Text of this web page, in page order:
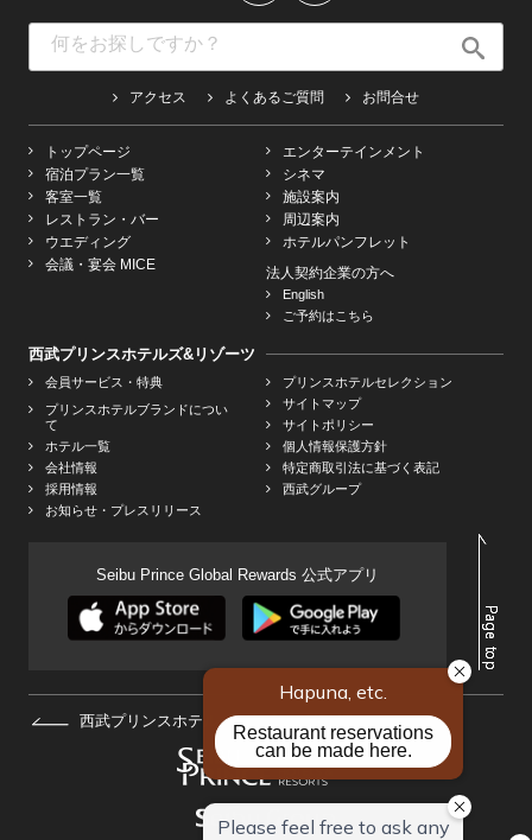
アクセス よくあるご質問 お問合せ
トップページ
宿泊プラン一覧
客室一覧
レストラン・バー
ウエディング
会議・宴会 MICE
エンターテインメント
シネマ
施設案内
周辺案内
ホテルパンフレット
法人契約企業の方へ
English
ご予約はこちら
西武プリンスホテルズ&リゾーツ
会員サービス・特典
プリンスホテルブランドについ
て
ホテル一覧
会社情報
採用情報
お知らせ・プレスリリース
プリンスホテルセレクション
サイトマップ
サイトポリシー
個人情報保護方針
特定商取引法に基づく表記
西武グループ
Seibu Prince Global Rewards 公式アプリ
西武プリンスホテルズ&リゾーツHOMEへ